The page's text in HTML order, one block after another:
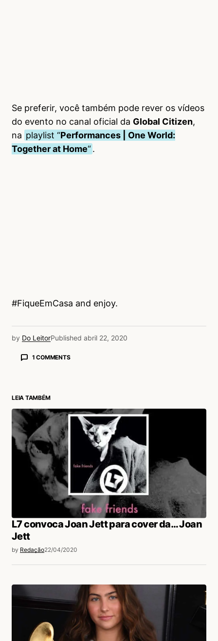
Se preferir, você também pode rever os vídeos
do evento no canal oficial da Global Citizen,
na playlist “Performances | One World:
Together at Home“.
#FiqueEmCasa and enjoy.
by Do LeitorPublished abril 22, 2020
1 COMMENTS
Que bom que fizeram essa play, foi
Stones foram ótimos, Paul e Elton senti um
pouco da idade pesando, mas ficou ainda mais
poético
Acesse para responder
login
LEIA TAMBÉM
L7 convoca Joan Jett para cover da… Joan
Jett
by Redação22/04/2020